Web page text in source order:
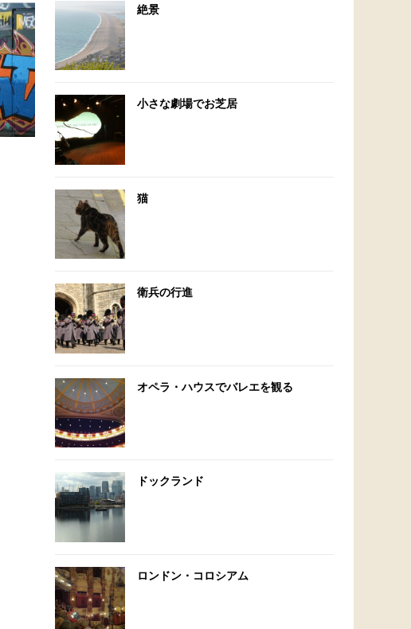
絶景
小さな劇場でお芝居
猫
衛兵の行進
オペラ・ハウスでバレエを観る
ドックランド
ロンドン・コロシアム